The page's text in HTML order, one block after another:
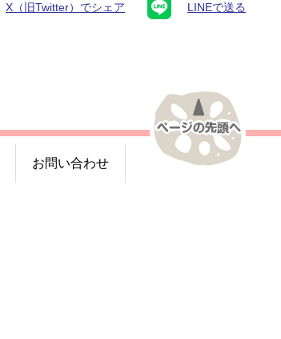
X（旧Twitter）でシェア LINEで送る
お問い合わせ